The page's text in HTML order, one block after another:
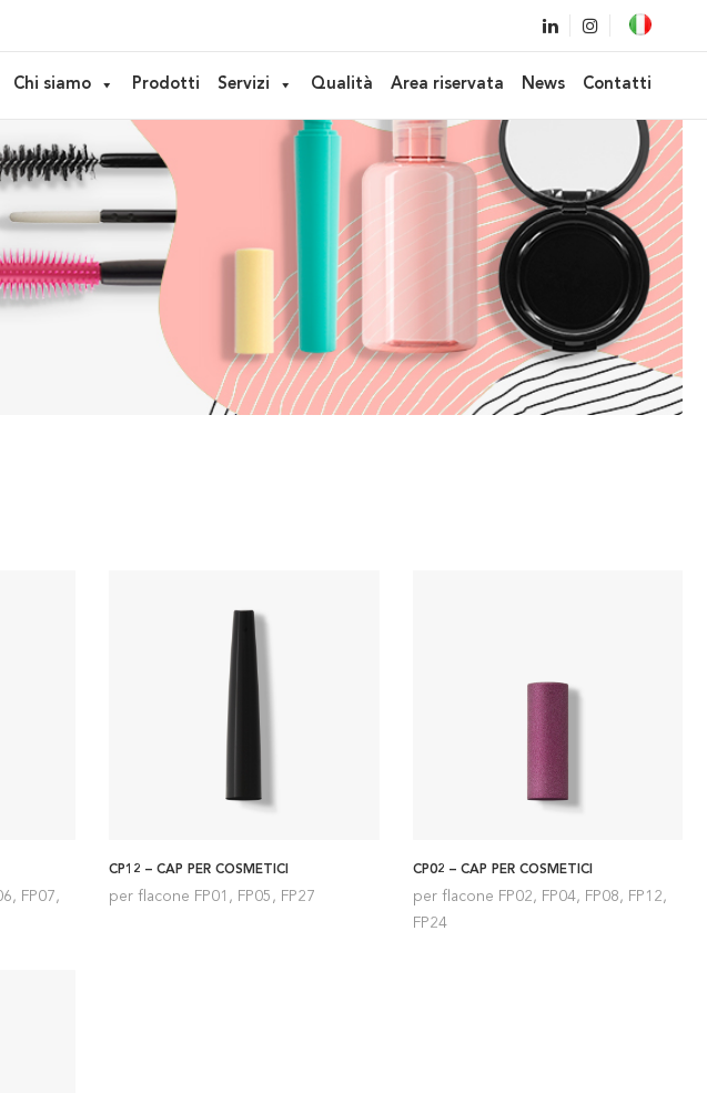
Chi siamo Prodotti Servizi Qualità Area riservata News Contatti
FP07,
CP12 – CAP PER COSMETICI
per flacone FP01, FP05, FP27
CP02 – CAP PER COSMETICI
per flacone FP02, FP04, FP08, FP12,
FP24